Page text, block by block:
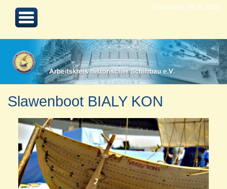
Aktualisiert 24.08.2022
Slawenboot BIALY KON